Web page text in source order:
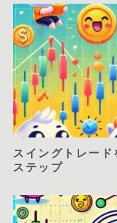
スイングトレー
ステップ